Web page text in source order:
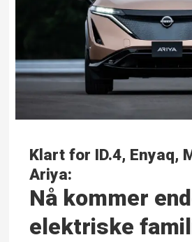
Klart for ID.4, Enyaq,
Ariya:
Nå kommer
elektriske